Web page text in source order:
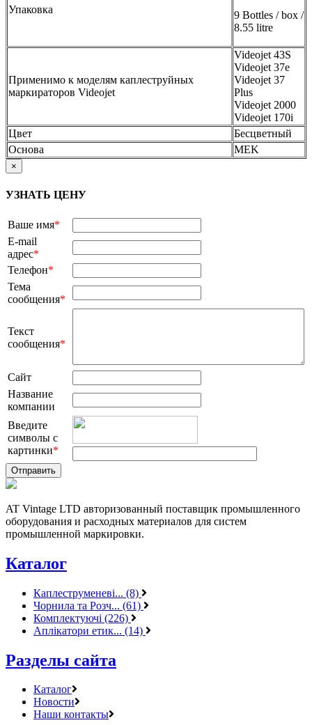
Упаковка
9 Bottles / box /
8.55 litre
Применимо к моделям каплеструйных
маркираторов Videojet
Videojet 43S
Videojet 37e
Videojet 37
Plus
Videojet 2000
Videojet 170i
Цвет
Бесцветный
Основа
MEK
×
УЗНАТЬ ЦЕНУ
Ваше имя*
E-mail
адрес*
Телефон*
Тема
сообщения*
Текст
сообщения*
Сайт
Название
компании
Введите
символы с
картинки*
AT Vintage LTD авторизованный поставщик промышленного
оборудования и расходных материалов для систем
промышленной маркировки.
Каталог
Каплеструменеві... (8)
Чорнила та Розч... (61)
Комплектуючі (226)
Аплікатори етик... (14)
Разделы сайта
Каталог
Новости
Наши контакты